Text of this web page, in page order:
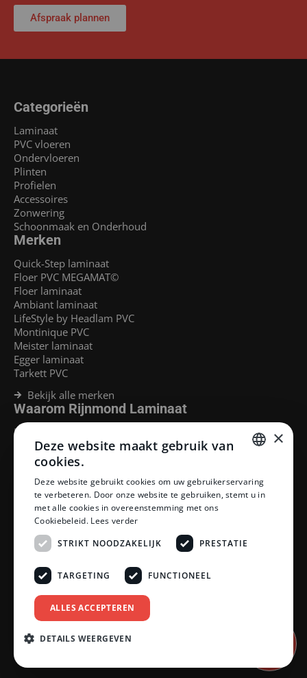
Afspraak plannen
Categorieën
Laminaat
PVC vloeren
Ondervloeren
Plinten
Profielen
Accessoires
Zonwering
Schoonmaak en Onderhoud
Merken
Quick-Step laminaat
Floer PVC MEGAMAT©
Floer laminaat
Ambiant laminaat
LifeStyle by Headlam PVC
Montinique PVC
Meister laminaat
Egger laminaat
Tarkett PVC
Bekijk alle merken
Waarom Rijnmond Laminaat
Legservice
Laminaat Capelle aan den Ijssel
Laminaat voor vloerverwarming
Klantenservice
Betaalmethoden
Openingstijden showroom
Afhalen en bezorgen
Retourprocedure
Veelgestelde vragen
Legservice
Neem contact op
Reviewpolicy
Privacy policy
Algemene voorwaarden
DUTCH
×
Deze website maakt gebruik van
cookies.
Deze website gebruikt cookies om uw gebruikerservaring
te verbeteren. Door onze website te gebruiken, stemt u in
met alle cookies in overeenstemming met ons
Cookiebeleid. Lees verder
STRIKT NOODZAKELIJK
PRESTATIE
TARGETING FUNCTIONEEL
ALLES ACCEPTEREN
DETAILS WEERGEVEN